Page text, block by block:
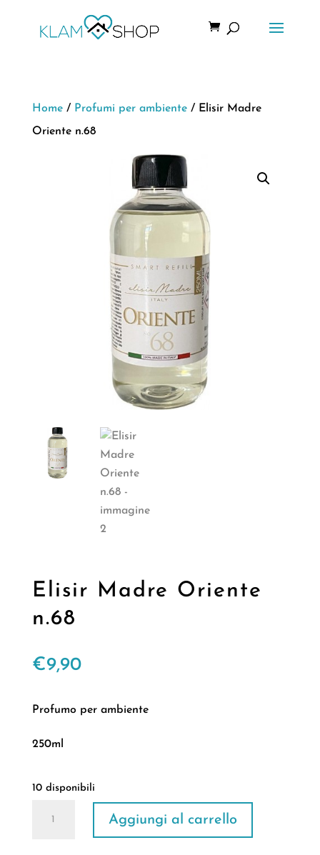
Home/ Profumi per ambiente/ Elisir Madre
Oriente n.68
Elisir Madre Oriente
n.68
€9,90
Profumo per ambiente
250ml
10 disponibili
Aggiungi al carrello